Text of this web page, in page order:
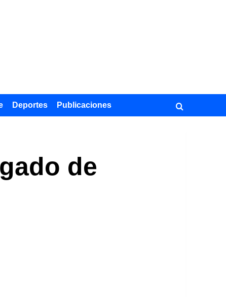
Deportes Publicaciones
de